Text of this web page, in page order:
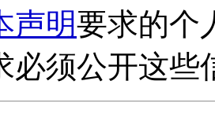
声明要求的个
必须公开这些